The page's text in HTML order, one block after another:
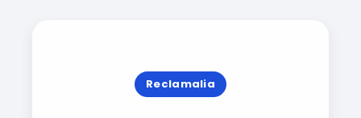
Reclamalia